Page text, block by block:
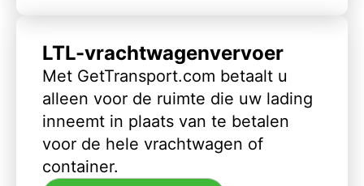
LTL-vrachtwagenvervoer
Met GetTransport.com betaalt u
alleen voor de ruimte die uw lading
inneemt in plaats van te betalen
voor de hele vrachtwagen of
container.